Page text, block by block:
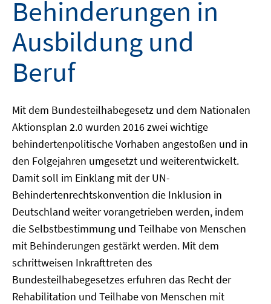
Behinderungen in
Ausbildung und
Beruf
Mit dem Bundesteilhabegesetz und dem Nationalen
Aktionsplan 2.0 wurden 2016 zwei wichtige
behindertenpolitische Vorhaben angestoßen und in
den Folgejahren umgesetzt und weiterentwickelt.
Damit soll im Einklang mit der UN-
Behindertenrechtskonvention die Inklusion in
Deutschland weiter vorangetrieben werden, indem
die Selbstbestimmung und Teilhabe von Menschen
mit Behinderungen gestärkt werden. Mit dem
schrittweisen Inkrafttreten des
Bundesteilhabegesetzes erfuhren das Recht der
Rehabilitation und Teilhabe von Menschen mit